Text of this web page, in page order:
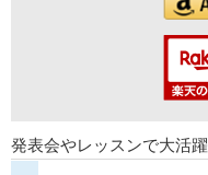
発表会やレッスンで大活躍